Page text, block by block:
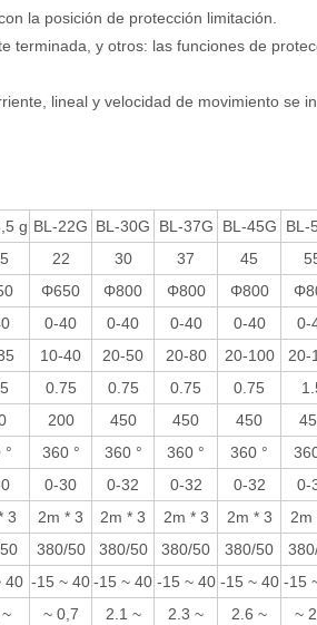
la posición de protección limitación.
terminada, y otros: las funciones de
lineal y velocidad de movimiento se
g BL-22G BL-30G BL-37G BL-45G BL-
22 30 37 45
Φ650 Φ800 Φ800 Φ800
0-40 0-40 0-40 0-40 0-
10-40 20-50 20-80 20-100 20-
0.75 0.75 0.75 0.75
200 450 450 450
° 360 ° 360 ° 360 ° 360 °
0-30 0-32 0-32 0-32 0-
3 2m * 3 2m * 3 2m * 3 2m * 3 2m
380/50 380/50 380/50 380/50
40 -15 ~ 40-15 ~ 40 -15 ~ 40 -15 ~ 40 -15
~ 0,7 2.1 ~ 2.3 ~ 2.6 ~ ~